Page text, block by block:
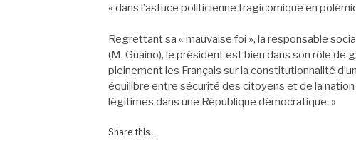
« dans l’astuce politicienne tragicomique en
Regrettant sa « mauvaise foi », la responsable
(M. Guaino), le président est bien dans son rôle de
pleinement les Français sur la constitutionnalité
équilibre entre sécurité des citoyens et de la
légitimes dans une République démocratique. »
Share this...